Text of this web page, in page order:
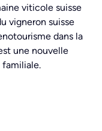
viticole suisse
vigneron suisse
dans la
une nouvelle
familiale.